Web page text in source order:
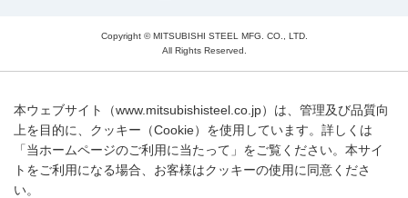
Copyright © MITSUBISHI STEEL MFG. CO., LTD.
All Rights Reserved.
本ウェブサイト（www.mitsubishisteel.co.jp）は、管理及び品質向
上を目的に、クッキー（Cookie）を使用しています。詳しくは
「当ホームページのご利用に当たって」をご覧ください。本サイ
トをご利用になる場合、お客様はクッキーの使用に同意くださ
い。